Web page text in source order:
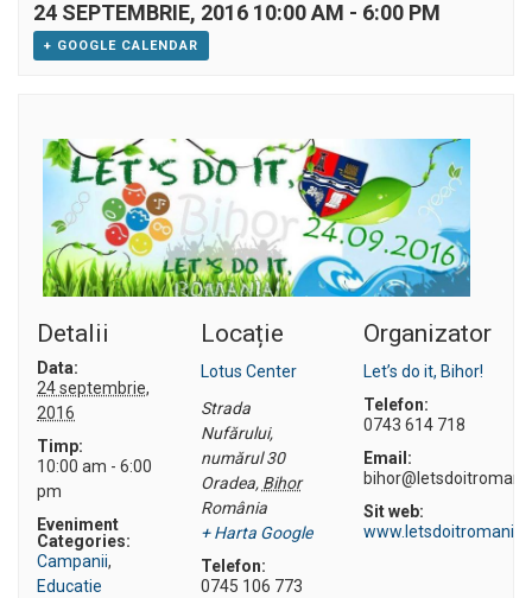
24 SEPTEMBRIE, 2016 10:00 AM - 6:00 PM
+ GOOGLE CALENDAR
Detalii
Data:
24 septembrie,
2016
Timp:
10:00 am - 6:00
pm
Eveniment
Categories:
Campanii,
Educatie
Locație
Lotus Center
Strada
Nufărului,
numărul 30
Oradea, Bihor
România
+ Harta Google
Telefon:
0745 106 773
Organizator
Let’s do it, Bihor!
Telefon:
0743 614 718
Email:
Sit web: